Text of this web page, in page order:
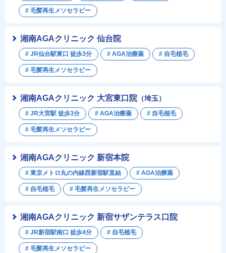
湘南AGAクリニック 新宿本院
# 東京メトロ丸の内線西新宿駅直結 # AGA治療薬
# 自毛植毛 # 毛髪再生メソセラピー
湘南AGAクリニック 新宿サザンテラス口院
# JR新宿駅南口 徒歩4分 # 自毛植毛
# 毛髪再生メソセラピー
# 毛髪再生メソセラピー
湘南AGAクリニック 仙台院
# JR仙台駅東口 徒歩3分 # AGA治療薬 # 自毛植毛
# 毛髪再生メソセラピー
湘南AGAクリニック 大宮東口院（埼玉）
# JR大宮駅 徒歩3分 # AGA治療薬 # 自毛植毛
# 毛髪再生メソセラピー